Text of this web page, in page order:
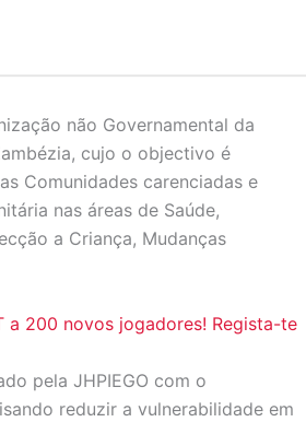
não Governamental da
cujo o objectivo é
Comunidades carenciadas e
nas áreas de Saúde,
a Criança, Mudanças
a 200 novos jogadores! Regista-te
pela JHPIEGO com o
reduzir a vulnerabilidade em